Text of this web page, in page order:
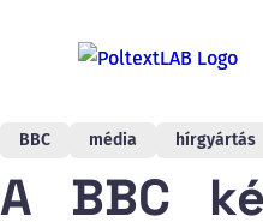
BBC média hírgyártás
A BBC